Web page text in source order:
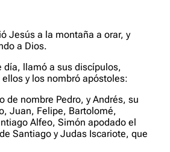
Jesús a la montaña a orar, y
a Dios.
día, llamó a sus discípulos,
y los nombró apóstoles:
de nombre Pedro, y Andrés, su
Juan, Felipe, Bartolomé,
Alfeo, Simón apodado el
Santiago y Judas Iscariote, que